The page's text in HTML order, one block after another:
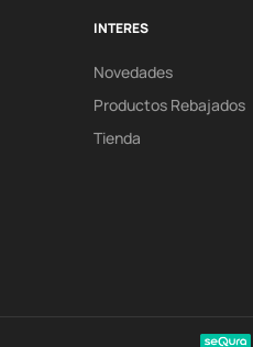
INTERES
Novedades
Productos Rebajados
Tienda